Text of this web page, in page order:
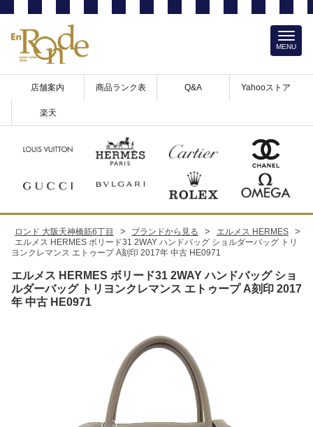
店舗案内 商品ランク表 Q&A Yahooストア
楽天
MENU
ロンド 大阪天神橋筋6丁目 > ブランドから見る > エルメス HERMES >
エルメス HERMES ボリード31 2WAY ハンドバッグ ショルダーバッグ トリ
ヨンクレマンス エトゥープ A刻印 2017年 中古 HE0971
エルメス HERMES ボリード31 2WAY ハンドバッグ ショ
ルダーバッグ トリヨンクレマンス エトゥープ A刻印 2017
年 中古 HE0971